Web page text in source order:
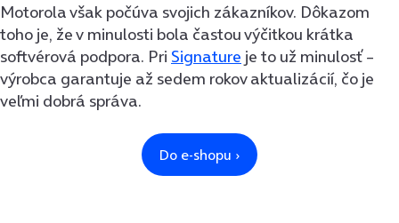
Motorola však počúva svojich zákazníkov. Dôkazom
toho je, že v minulosti bola častou výčitkou krátka
softvérová podpora. Pri Signature je to už minulosť –
výrobca garantuje až sedem rokov aktualizácií, čo je
veľmi dobrá správa.